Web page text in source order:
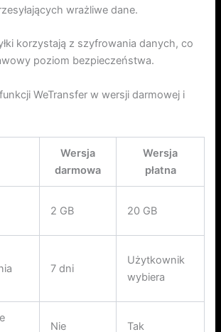
wrażliwe dane.
korzystają z szyfrowania danych, co
poziom bezpieczeństwa.
WeTransfer w wersji darmowej i
Wersja
darmowa
Wersja
płatna
2 GB 20 GB
7 dni
Użytkownik
wybiera
Nie Tak